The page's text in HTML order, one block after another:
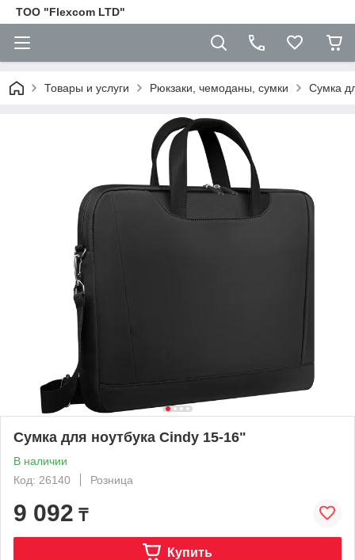
ТОО "Flexcom LTD"
Товары и услуги Рюкзаки, чемоданы, сумки Сумка
Сумка для ноутбука Cindy 15-16"
В наличии
Код: 26140
Розница
9 092 ₸
Купить